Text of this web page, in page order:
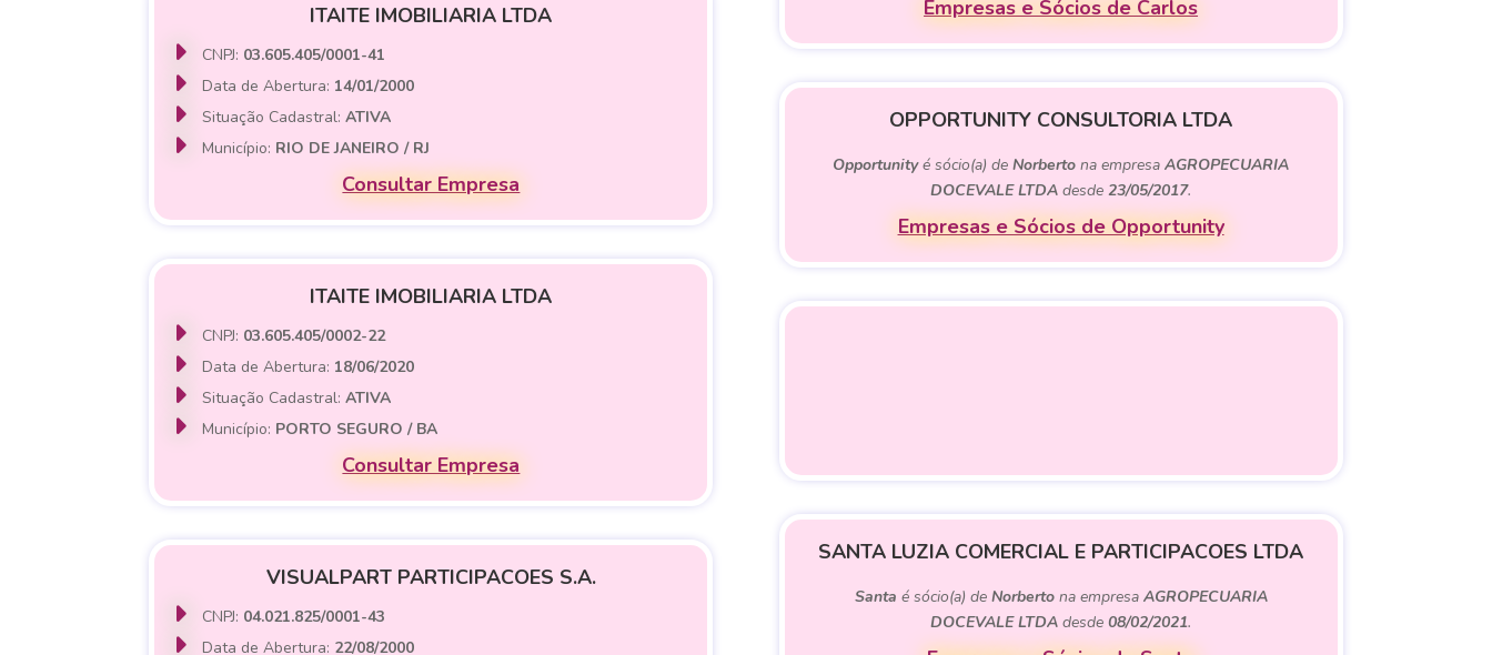
ITAITE IMOBILIARIA LTDA
CNPJ: 03.605.405/0001-41
Data de Abertura: 14/01/2000
Situação Cadastral:ATIVA
Município: RIO DE JANEIRO / RJ
Consultar Empresa
ITAITE IMOBILIARIA LTDA
CNPJ: 03.605.405/0002-22
Data de Abertura: 18/06/2020
Situação Cadastral:ATIVA
Município: PORTO SEGURO / BA
Consultar Empresa
VISUALPART PARTICIPACOES S.A.
CNPJ: 04.021.825/0001-43
Data de Abertura: 22/08/2000
Empresas e Sócios de Carlos
OPPORTUNITY CONSULTORIA LTDA
Opportunityé sócio(a) deNorberto na empresaAGROPECUARIA
DOCEVALE LTDA desde23/05/2017.
Empresas e Sócios de Opportunity
SANTA LUZIA COMERCIAL E PARTICIPACOES LTDA
Santa é sócio(a) de Norbertona empresa AGROPECUARIA
DOCEVALE LTDA desde08/02/2021.